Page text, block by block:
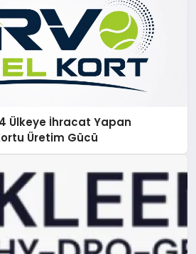
Ülkeye İhracat Yapan
Üretim Gücü